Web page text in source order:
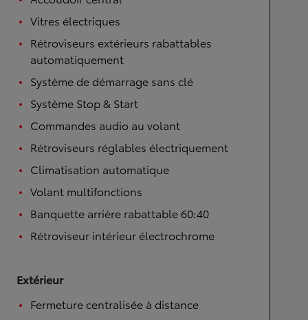
Vitres électriques
Rétroviseurs extérieurs rabattables
automatiquement
Système de démarrage sans clé
Système Stop & Start
Commandes audio au volant
Rétroviseurs réglables électriquement
Climatisation automatique
Volant multifonctions
Banquette arrière rabattable 60:40
Rétroviseur intérieur électrochrome
Extérieur
Fermeture centralisée à distance